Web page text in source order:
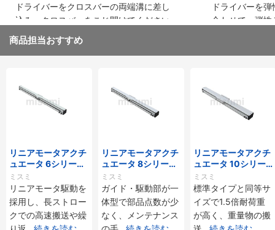
ドライバーをクロスバーの両端溝に差し
込み、クロスバーをこじ開けてください
ドライバーを
合わせて、弾
商品担当おすすめ
リニアモータアクチ
ュエータ 6シリーズ
標準タイプ インクリ
メンタル・アブソリ
ュート仕様
ミスミ
リニアモータ駆動を
採用し、長ストロー
クでの高速搬送や繰
リニアモータアクチ
ュエータ 8シリーズ
標準タイプ インクリ
メンタル・アブソリ
ュート仕様
ミスミ
ガイド・駆動部が一
体型で部品点数が少
なく、メンテナンス
リニアモータアクチ
ュエータ 10シリー
ズ 標準タイプ 重荷
重 インクリメンタ
ル・アブソリュート
仕様
ミスミ
標準タイプと同等サ
イズで1.5倍耐荷重
が高く、重量物の搬